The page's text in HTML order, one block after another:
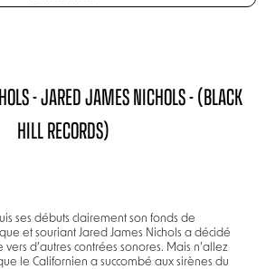
- JARED JAMES NICHOLS - (BLACK
HILL RECORDS)
ses débuts clairement son fonds de
et souriant Jared James Nichols a décidé
d’autres contrées sonores. Mais n’allez
le Californien a succombé aux sirènes du